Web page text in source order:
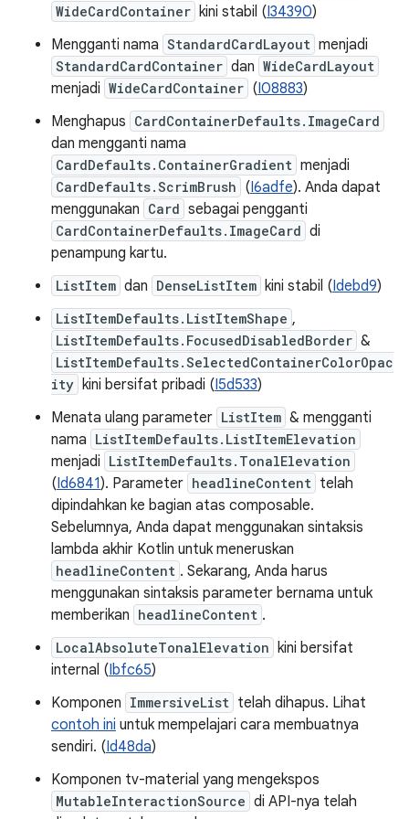
WideCardContainer kini stabil (I34390)
Mengganti nama StandardCardLayout menjadi
StandardCardContainer dan WideCardLayout
menjadi WideCardContainer (I08883)
Menghapus CardContainerDefaults.ImageCard
dan mengganti nama
CardDefaults.ContainerGradient menjadi
CardDefaults.ScrimBrush (I6adfe). Anda dapat
menggunakan Card sebagai pengganti
CardContainerDefaults.ImageCard di
penampung kartu.
ListItem dan DenseListItem kini stabil (Idebd9)
ListItemDefaults.ListItemShape ,
ListItemDefaults.FocusedDisabledBorder &
ListItemDefaults.SelectedContainerColorOpac
ity kini bersifat pribadi (I5d533)
Menata ulang parameter ListItem & mengganti
nama ListItemDefaults.ListItemElevation
menjadi ListItemDefaults.TonalElevation
(Id6841). Parameter headlineContent telah
dipindahkan ke bagian atas composable.
Sebelumnya, Anda dapat menggunakan sintaksis
lambda akhir Kotlin untuk meneruskan
headlineContent . Sekarang, Anda harus
menggunakan sintaksis parameter bernama untuk
memberikan headlineContent .
LocalAbsoluteTonalElevation kini bersifat
internal (Ibfc65)
Komponen ImmersiveList telah dihapus. Lihat
contoh ini untuk mempelajari cara membuatnya
sendiri. (Id48da)
Komponen tv-material yang mengekspos
MutableInteractionSource di API-nya telah